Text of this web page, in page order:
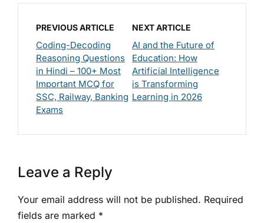
PREVIOUS ARTICLE
Coding-Decoding
Reasoning Questions
in Hindi – 100+ Most
Important MCQ for
SSC, Railway, Banking
Exams
NEXT ARTICLE
AI and the Future of
Education: How
Artificial Intelligence
is Transforming
Learning in 2026
Leave a Reply
Your email address will not be published. Required
fields are marked *